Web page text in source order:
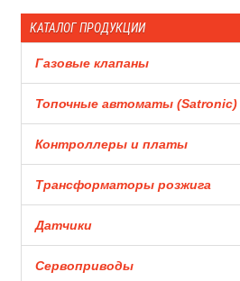
КАТАЛОГ ПРОДУКЦИИ
Газовые клапаны
Топочные автоматы (Satronic)
Контроллеры и платы
Трансформаторы розжига
Датчики
Сервоприводы